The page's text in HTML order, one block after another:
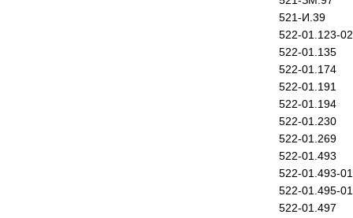
521-И.39
522-01.123-02
522-01.135
522-01.174
522-01.191
522-01.194
522-01.230
522-01.269
522-01.493
522-01.493-01
522-01.495-01
522-01.497